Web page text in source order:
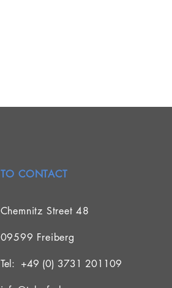
TO CONTACT
Chemnitz Street 48
09599 Freiberg
Tel: +49 (0) 3731 201109